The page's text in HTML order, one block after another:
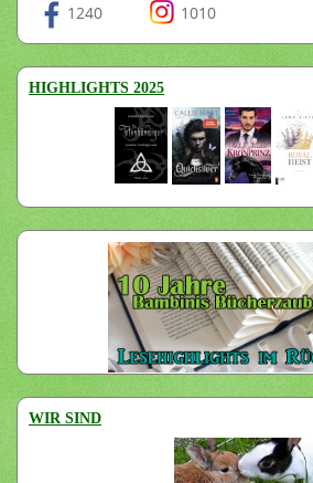
1240 1010
HIGHLIGHTS 2025
WIR SIND